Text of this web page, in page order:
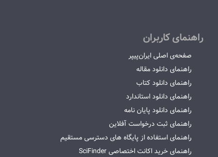
راهنمای کاربران
صفحه‌ی اصلی ایران‌پیپر
راهنمای دانلود مقاله
راهنمای دانلود کتاب
راهنمای دانلود استاندارد
راهنمای دانلود پایان نامه
راهنمای ثبت درخواست آفلاین
راهنمای استفاده از پایگاه های دسترسی مستقیم
راهنمای خرید اکانت اختصاصی SciFinder